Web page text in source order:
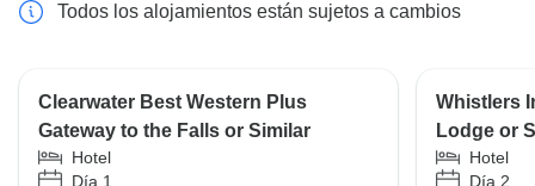
Todos los alojamientos están sujetos a cambios
Clearwater Best Western Plus
Gateway to the Falls or Similar
Hotel
Día 1
Whistlers
Lodge or
Hotel
Día 2